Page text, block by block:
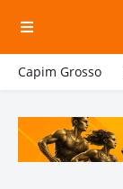
Capim Grosso